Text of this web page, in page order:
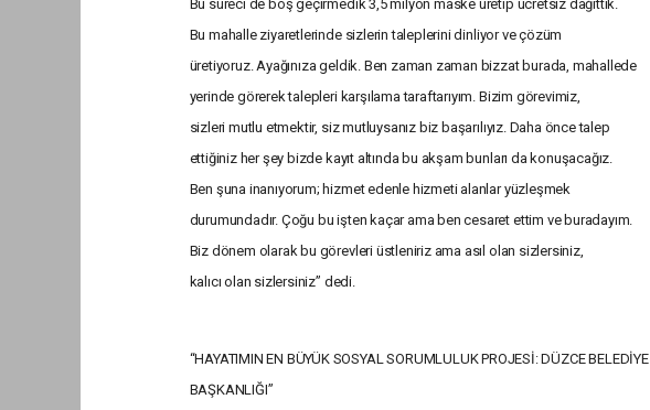
Bu süreci de boş geçirmedik 3,5 milyon maske üretip ücretsiz dağıttık.
Bu mahalle ziyaretlerinde sizlerin taleplerini dinliyor ve çözüm
üretiyoruz. Ayağınıza geldik. Ben zaman zaman bizzat burada, mahallede
yerinde görerek talepleri karşılama taraftarıyım. Bizim görevimiz,
sizleri mutlu etmektir, siz mutluysanız biz başarılıyız. Daha önce talep
ettiğiniz her şey bizde kayıt altında bu akşam bunları da konuşacağız.
Ben şuna inanıyorum; hizmet edenle hizmeti alanlar yüzleşmek
durumundadır. Çoğu bu işten kaçar ama ben cesaret ettim ve buradayım.
Biz dönem olarak bu görevleri üstleniriz ama asıl olan sizlersiniz,
kalıcı olan sizlersiniz” dedi.
“HAYATIMIN EN BÜYÜK SOSYAL SORUMLULUK PROJESİ: DÜZCE BELEDİYE
BAŞKANLIĞI”